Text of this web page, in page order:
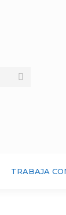
TRABAJA